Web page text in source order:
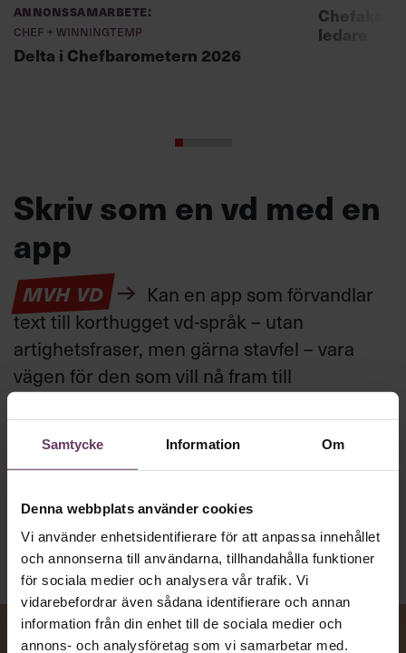
Samtycke Information Om
Denna webbplats använder cookies
Vi använder enhetsidentifierare för att anpassa innehållet
och annonserna till användarna, tillhandahålla funktioner
för sociala medier och analysera vår trafik. Vi
vidarebefordrar även sådana identifierare och annan
information från din enhet till de sociala medier och
annons- och analysföretag som vi samarbetar med.
Annonssamarbete:
Chef + Winningtemp
Delta i Chefbarometern 2026
ledare
Skriv som en vd med en
app
MVH VD
Kan en app som förvandlar
text till korthugget vd-språk – utan
artighetsfraser, men gärna stavfel – vara
vägen för den som vill nå fram till
Kommunikation
Publicerad2026-08-07